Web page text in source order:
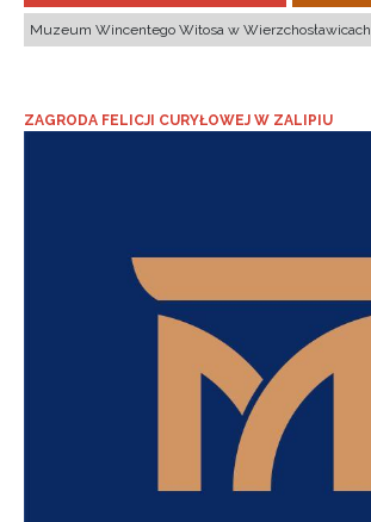
Muzeum Wincentego Witosa w Wierzchosławicach
ZAGRODA FELICJI CURYŁOWEJ W ZALIPIU